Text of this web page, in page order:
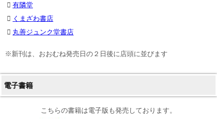
有隣堂
くまざわ書店
丸善ジュンク堂書店
※新刊は、おおむね発売日の２日後に店頭に並びます
電子書籍
こちらの書籍は電子版も発売しております。